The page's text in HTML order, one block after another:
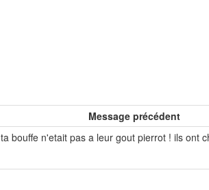
Message précédent
ta bouffe n'etait pas a leur gout pierrot ! ils ont